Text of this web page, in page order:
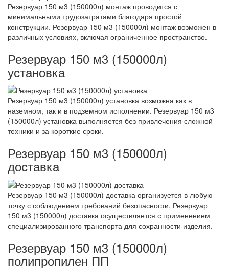
Резервуар 150 м3 (150000л) монтаж проводится с
минимальными трудозатратами благодаря простой
конструкции. Резервуар 150 м3 (150000л) монтаж возможен в
различных условиях, включая ограниченное пространство.
Резервуар 150 м3 (150000л)
установка
Резервуар 150 м3 (150000л) установка возможна как в
наземном, так и в подземном исполнении. Резервуар 150 м3
(150000л) установка выполняется без привлечения сложной
техники и за короткие сроки.
Резервуар 150 м3 (150000л)
доставка
Резервуар 150 м3 (150000л) доставка организуется в любую
точку с соблюдением требований безопасности. Резервуар
150 м3 (150000л) доставка осуществляется с применением
специализированного транспорта для сохранности изделия.
Резервуар 150 м3 (150000л)
полипропилен ПП